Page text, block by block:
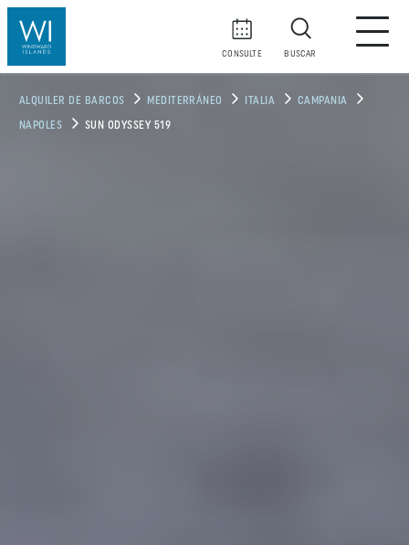
CONSULTE BUSCAR
ALQUILER DE BARCOS MEDITERRÁNEO ITALIA CAMPANIA
NAPOLES SUN ODYSSEY 519